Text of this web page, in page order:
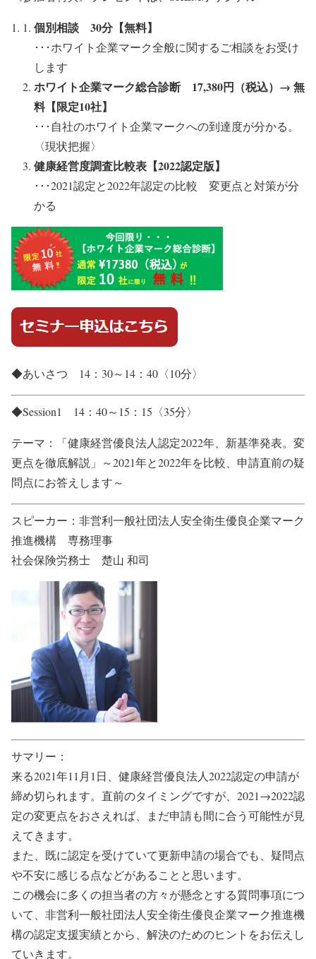
個別相談 30分【無料】
･･･ホワイト企業マーク全般に関するご相談をお受け
します
ホワイト企業マーク総合診断 17,380円（税込）→ 無
料【限定10社】
･･･自社のホワイト企業マークへの到達度が分かる。
〈現状把握〉
健康経営度調査比較表【2022認定版】
･･･2021認定と2022年認定の比較 変更点と対策が分
かる
◆あいさつ 14：30～14：40〈10分〉
◆Session1 14：40～15：15〈35分〉
テーマ：「健康経営優良法人認定2022年、新基準発表。変
更点を徹底解説」～2021年と2022年を比較、申請直前の疑
問点にお答えします～
スピーカー：非営利一般社団法人安全衛生優良企業マーク
推進機構 専務理事
社会保険労務士 楚山 和司
サマリー：
来る2021年11月1日、健康経営優良法人2022認定の申請が
締め切られます。直前のタイミングですが、2021→2022認
定の変更点をおさえれば、まだ申請も間に合う可能性が見
えてきます。
また、既に認定を受けていて更新申請の場合でも、疑問点
や不安に感じる点などがあることと思います。
この機会に多くの担当者の方々が懸念とする質問事項につ
いて、非営利一般社団法人安全衛生優良企業マーク推進機
構の認定支援実績とから、解決のためのヒントをお伝えし
ていきます。